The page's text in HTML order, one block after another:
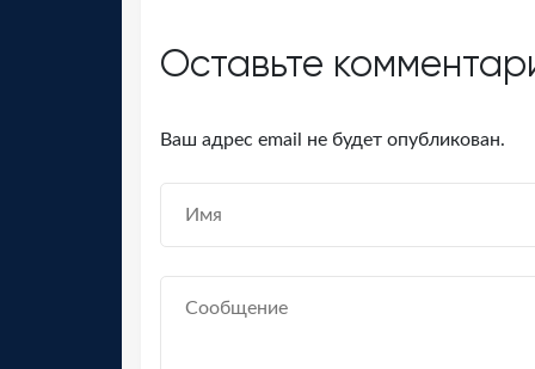
Оставьте
Ваш адрес email не будет опубликован.